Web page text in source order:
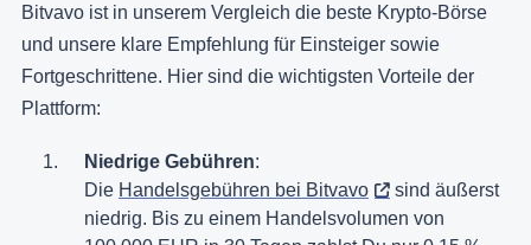
Bitvavo ist in unserem Vergleich die beste Krypto-Börse
und unsere klare Empfehlung für Einsteiger sowie
Fortgeschrittene. Hier sind die wichtigsten Vorteile der
Plattform:
Niedrige Gebühren:
Die Handelsgebühren bei Bitvavo
sind äußerst
niedrig. Bis zu einem Handelsvolumen von